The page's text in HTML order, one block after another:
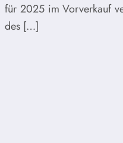
für 2025 im Vorverkauf
des […]